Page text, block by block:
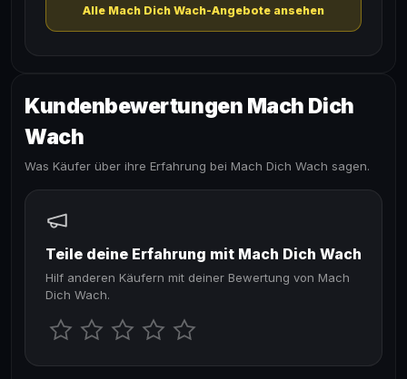
Alle Mach Dich Wach-Angebote ansehen
Kundenbewertungen Mach Dich
Wach
Was Käufer über ihre Erfahrung bei Mach Dich Wach sagen.
Teile deine Erfahrung mit Mach Dich Wach
Hilf anderen Käufern mit deiner Bewertung von Mach
Dich Wach.